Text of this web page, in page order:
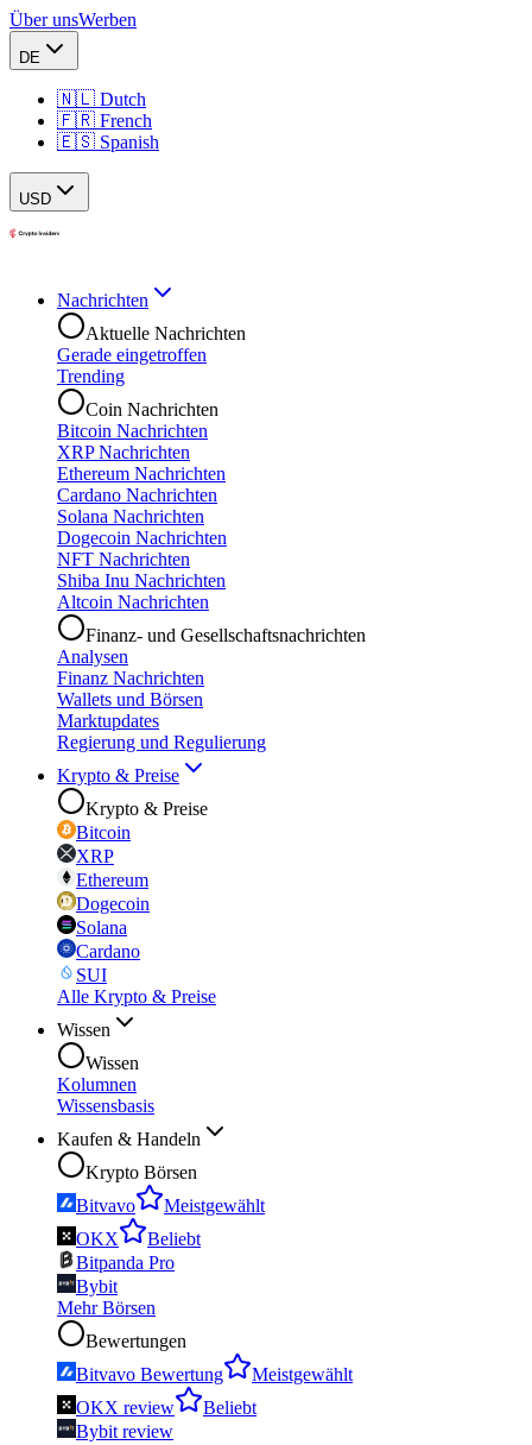
Über unsWerben
DE
🇳🇱 Dutch
🇫🇷 French
🇪🇸 Spanish
USD
Nachrichten
Aktuelle Nachrichten
Gerade eingetroffen
Trending
Coin Nachrichten
Bitcoin Nachrichten
XRP Nachrichten
Ethereum Nachrichten
Cardano Nachrichten
Solana Nachrichten
Dogecoin Nachrichten
NFT Nachrichten
Shiba Inu Nachrichten
Altcoin Nachrichten
Finanz- und Gesellschaftsnachrichten
Analysen
Finanz Nachrichten
Wallets und Börsen
Marktupdates
Regierung und Regulierung
Krypto & Preise
Krypto & Preise
Bitcoin
XRP
Ethereum
Dogecoin
Solana
Cardano
SUI
Alle Krypto & Preise
Wissen
Wissen
Kolumnen
Wissensbasis
Kaufen & Handeln
Krypto Börsen
Bitvavo
Meistgewählt
OKX
Beliebt
Bitpanda Pro
Bybit
Mehr Börsen
Bewertungen
Bitvavo Bewertung
Meistgewählt
OKX review
Beliebt
Bybit review